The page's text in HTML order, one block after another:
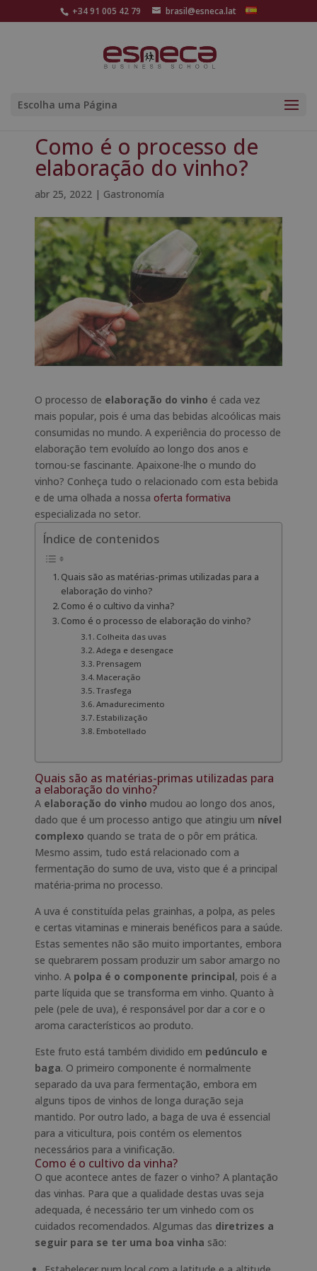
+34 91 005 42 79 brasil@esneca.lat
Escolha uma Página
Como é o processo de
elaboração do vinho?
abr 25, 2022| Gastronomía
O processo de elaboração do vinho é cada vez
mais popular, pois é uma das bebidas alcoólicas mais
consumidas no mundo. A experiência do processo de
elaboração tem evoluído ao longo dos anos e
tornou-se fascinante. Apaixone-lhe o mundo do
vinho? Conheça tudo o relacionado com esta bebida
e de uma olhada a nossa oferta formativa
especializada no setor.
Índice de contenidos
Quais são as matérias-primas utilizadas para a
elaboração do vinho?
Como é o cultivo da vinha?
Como é o processo de elaboração do vinho?
Colheita das uvas
Adega e desengace
Prensagem
Maceração
Trasfega
Amadurecimento
Estabilização
Embotellado
Quais são as matérias-primas utilizadas para
a elaboração do vinho?
A elaboração do vinho mudou ao longo dos anos,
dado que é um processo antigo que atingiu um nível
complexo quando se trata de o pôr em prática.
Mesmo assim, tudo está relacionado com a
fermentação do sumo de uva, visto que é a principal
matéria-prima no processo.
A uva é constituída pelas grainhas, a polpa, as peles
e certas vitaminas e minerais benéficos para a saúde.
Estas sementes não são muito importantes, embora
se quebrarem possam produzir um sabor amargo no
vinho. A polpa é o componente principal, pois é a
parte líquida que se transforma em vinho. Quanto à
pele (pele de uva), é responsável por dar a cor e o
aroma característicos ao produto.
Este fruto está também dividido em pedúnculo e
baga. O primeiro componente é normalmente
separado da uva para fermentação, embora em
alguns tipos de vinhos de longa duração seja
mantido. Por outro lado, a baga de uva é essencial
para a viticultura, pois contém os elementos
necessários para a vinificação.
Como é o cultivo da vinha?
O que acontece antes de fazer o vinho? A plantação
das vinhas. Para que a qualidade destas uvas seja
adequada, é necessário ter um vinhedo com os
cuidados recomendados. Algumas das diretrizes a
seguir para se ter uma boa vinha são: